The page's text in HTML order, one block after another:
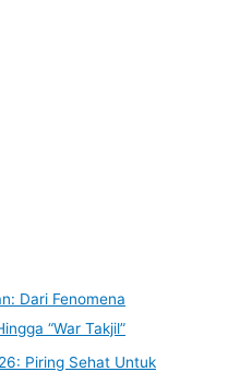
Dari Fenomena
“War Takjil”
Piring Sehat Untuk